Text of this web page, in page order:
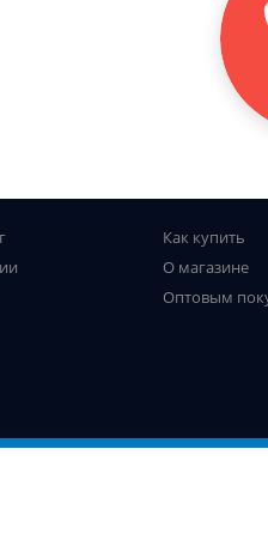
Как купить
О магазине
Оптовым